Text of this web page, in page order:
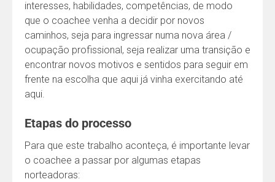
interesses, habilidades, competências, de modo
que o coachee venha a decidir por novos
caminhos, seja para ingressar numa nova área /
ocupação profissional, seja realizar uma transição e
encontrar novos motivos e sentidos para seguir em
frente na escolha que aqui já vinha exercitando até
aqui.
Etapas do processo
Para que este trabalho aconteça, é importante levar
o coachee a passar por algumas etapas
norteadoras: